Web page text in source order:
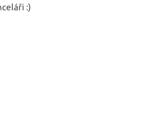
:)